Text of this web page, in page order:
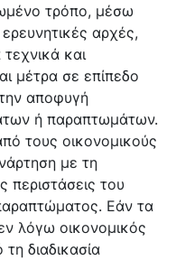
τρόπο, μέσω
αρχές,
και
μέτρα σε επίπεδο
αποφυγή
ή παραπτωμάτων.
τους οικονομικούς
με τη
περιστάσεις του
Εάν τα
λόγω οικονομικός
διαδικασία